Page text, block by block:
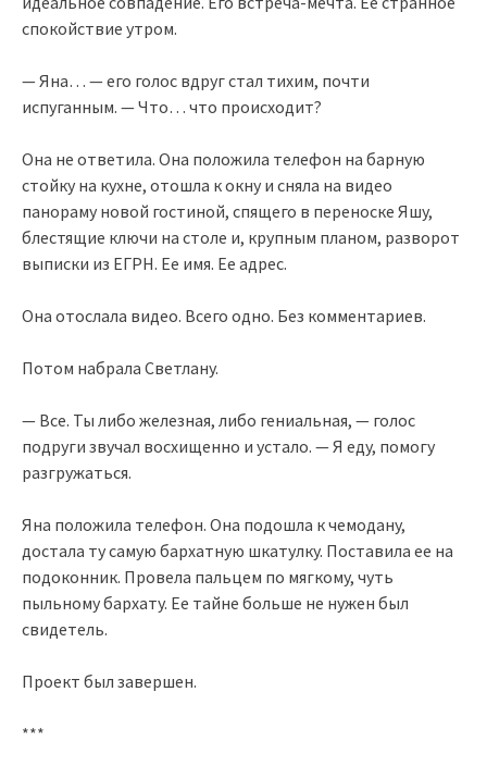
спокойствие утром.
— Яна… — его голос вдруг стал тихим, почти
испуганным. — Что… что происходит?
Она не ответила. Она положила телефон на барную
стойку на кухне, отошла к окну и сняла на видео
панораму новой гостиной, спящего в переноске Яшу,
блестящие ключи на столе и, крупным планом, разворот
выписки из ЕГРН. Ее имя. Ее адрес.
Она отослала видео. Всего одно. Без комментариев.
Потом набрала Светлану.
— Все. Ты либо железная, либо гениальная, — голос
подруги звучал восхищенно и устало. — Я еду, помогу
разгружаться.
Яна положила телефон. Она подошла к чемодану,
достала ту самую бархатную шкатулку. Поставила ее на
подоконник. Провела пальцем по мягкому, чуть
пыльному бархату. Ее тайне больше не нужен был
свидетель.
Проект был завершен.
***